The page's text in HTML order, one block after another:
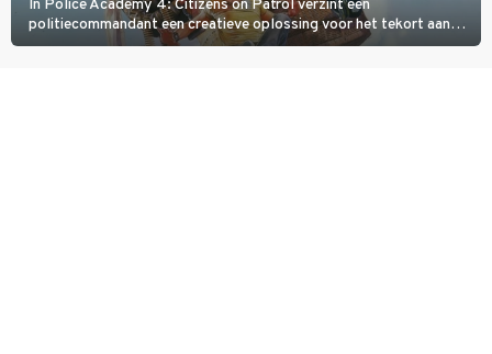
In Police Academy 4: Citizens on Patrol verzint een
politiecommandant een creatieve oplossing voor het tekort aan
agenten.